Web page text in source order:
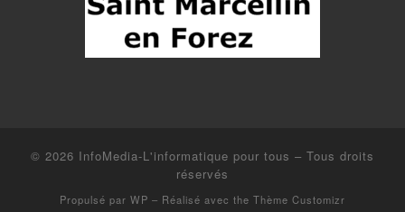
© 2026 InfoMedia-L'informatique pour tous – Tous droits
réservés
Propulsé par WP – Réalisé avec the Thème Customizr